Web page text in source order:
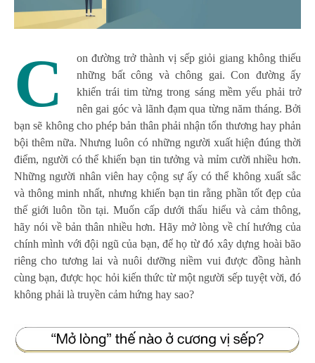
C
on đường trở thành vị sếp giỏi giang không thiếu
những bất công và chông gai. Con đường ấy
khiến trái tim từng trong sáng mềm yếu phải trở
nên gai góc và lãnh đạm qua từng năm tháng. Bởi
bạn sẽ không cho phép bản thân phải nhận tổn thương hay phản
bội thêm nữa. Nhưng luôn có những người xuất hiện đúng thời
điểm, người có thể khiến bạn tin tưởng và mỉm cười nhiều hơn.
Những người nhân viên hay cộng sự ấy có thể không xuất sắc
và thông minh nhất, nhưng khiến bạn tin rằng phần tốt đẹp của
thế giới luôn tồn tại. Muốn cấp dưới thấu hiểu và cảm thông,
hãy nói về bản thân nhiều hơn. Hãy mở lòng về chí hướng của
chính mình với đội ngũ của bạn, để họ từ đó xây dựng hoài bão
riêng cho tương lai và nuôi dưỡng niềm vui được đồng hành
cùng bạn, được học hỏi kiến thức từ một người sếp tuyệt vời, đó
không phải là truyền cảm hứng hay sao?